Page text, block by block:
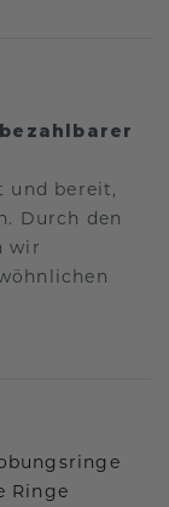
und bereit,
Durch den
wir
Ringe